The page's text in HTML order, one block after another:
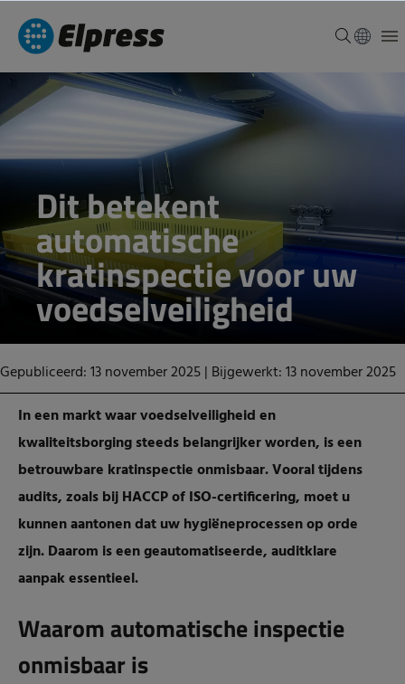
Dit betekent
automatische
kratinspectie voor uw
voedselveiligheid
Gepubliceerd: 13 november 2025| Bijgewerkt: 13 november 2025
In een markt waar voedselveiligheid en
kwaliteitsborging steeds belangrijker worden, is een
betrouwbare kratinspectie onmisbaar. Vooral tijdens
audits, zoals bij HACCP of ISO-certificering, moet u
kunnen aantonen dat uw hygiëneprocessen op orde
zijn. Daarom is een geautomatiseerde, auditklare
aanpak essentieel.
Waarom automatische inspectie
onmisbaar is